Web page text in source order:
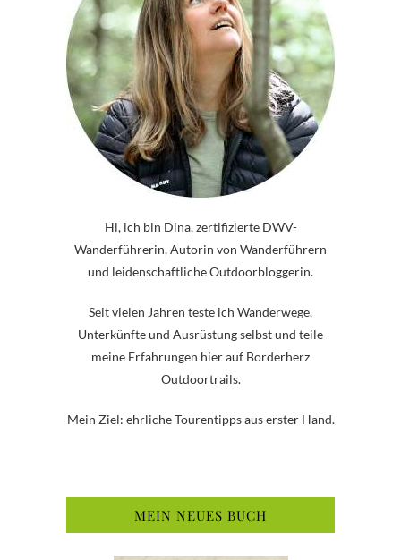
Hi, ich bin Dina, zertifizierte DWV-
Wanderführerin, Autorin von Wanderführern
und leidenschaftliche Outdoorbloggerin.
Seit vielen Jahren teste ich Wanderwege,
Unterkünfte und Ausrüstung selbst und teile
meine Erfahrungen hier auf Borderherz
Outdoortrails.
Mein Ziel: ehrliche Tourentipps aus erster Hand.
MEIN NEUES BUCH